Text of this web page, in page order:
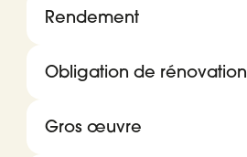
Rendement
Obligation de rénovation
Gros œuvre